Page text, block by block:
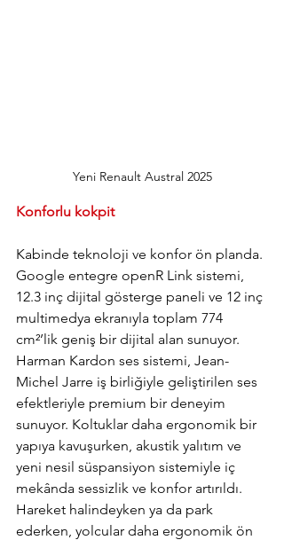
Yeni Renault Austral 2025
Konforlu kokpit
Kabinde teknoloji ve konfor ön planda.
Google entegre openR Link sistemi,
12.3 inç dijital gösterge paneli ve 12 inç
multimedya ekranıyla toplam 774
cm²’lik geniş bir dijital alan sunuyor.
Harman Kardon ses sistemi, Jean-
Michel Jarre iş birliğiyle geliştirilen ses
efektleriyle premium bir deneyim
sunuyor. Koltuklar daha ergonomik bir
yapıya kavuşurken, akustik yalıtım ve
yeni nesil süspansiyon sistemiyle iç
mekânda sessizlik ve konfor artırıldı.
Hareket halindeyken ya da park
ederken, yolcular daha ergonomik ön